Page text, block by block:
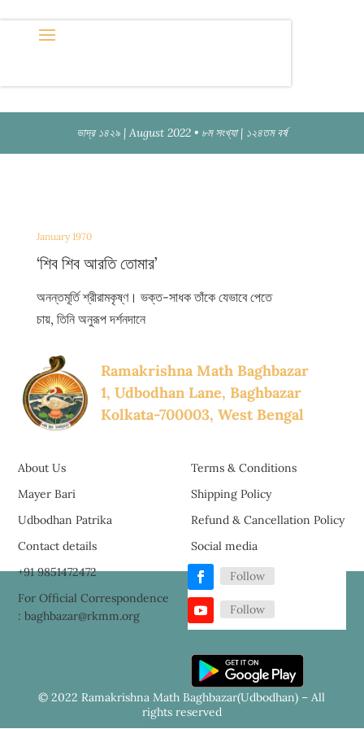
ভাদ্র ১৪২৯ | August 2022 • ৮ম সংখ্যা | ১২৪তম বর্ষ
January 1970
‘শিব শিব আরতি তোমার’
অনন্তমূর্তি শ্রীরামকৃষ্ণ। ভক্ত-সাধক তাঁকে যেভাবে পেতে
চায়, তিনি অনুরূপ দর্শনদানে
Ramakrishna Math Baghbazar
1, Udbodhan Lane, Baghbazar
Kolkata-700003, West Bengal
About Us
Mayer Bari
Udbodhan Patrika
Terms & Conditions
Shipping Policy
Refund & Cancellation Policy
Contact details
+91 9851472472
For Official Correspondence
: baghbazar@rkmm.org
Social media
Follow
Follow
© 2022 Ramakrishna Math Baghbazar(Udbodhan) – All
rights reserved